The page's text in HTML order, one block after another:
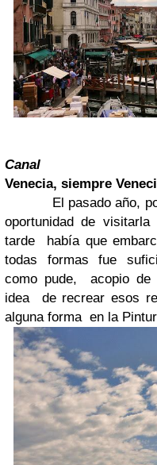
Canal
Venecia, siempre
El pasado año, por
oportunidad de
tarde había que
todas formas fue
como pude, acopio de
idea de recrear esos
alguna forma en la